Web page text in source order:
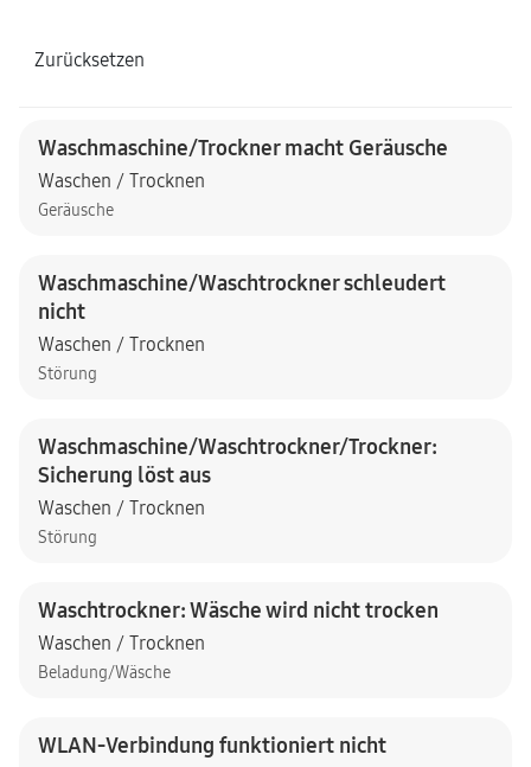
Zurücksetzen
Waschmaschine/Trockner macht Geräusche
Waschen / Trocknen
Geräusche
Waschmaschine/Waschtrockner schleudert
nicht
Waschen / Trocknen
Störung
Waschmaschine/Waschtrockner/Trockner:
Sicherung löst aus
Waschen / Trocknen
Störung
Waschtrockner: Wäsche wird nicht trocken
Waschen / Trocknen
Beladung/Wäsche
WLAN-Verbindung funktioniert nicht